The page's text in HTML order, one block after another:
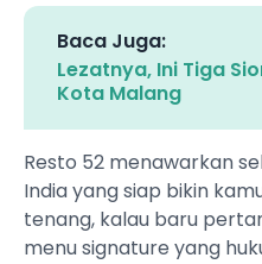
Baca Juga:
Lezatnya, Ini Tiga
Kota Malang
Resto 52 menawarkan
India yang siap bikin
tenang, kalau baru
menu signature yang